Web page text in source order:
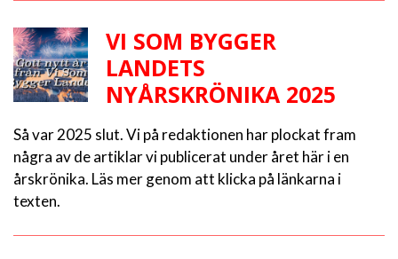
VI SOM BYGGER
LANDETS
NYÅRSKRÖNIKA 2025
Så var 2025 slut. Vi på redaktionen har plockat fram
några av de artiklar vi publicerat under året här i en
årskrönika. Läs mer genom att klicka på länkarna i
texten.